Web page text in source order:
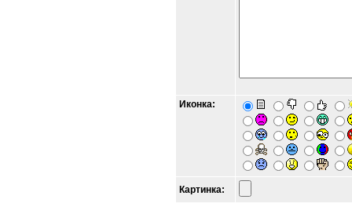
Иконка:
Картинка: